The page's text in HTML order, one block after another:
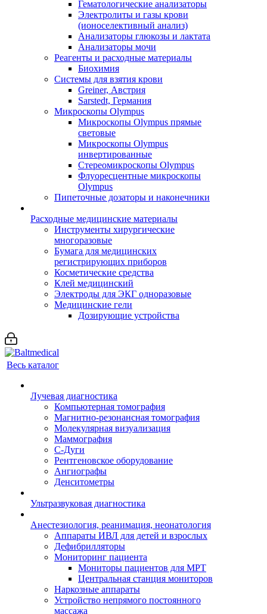
Гематологические анализаторы
Электролиты и газы крови
(ионоселективный анализ)
Анализаторы глюкозы и лактата
Анализаторы мочи
Реагенты и расходные материалы
Биохимия
Системы для взятия крови
Greiner, Австрия
Sarstedt, Германия
Микроскопы Olympus
Микроскопы Olympus прямые
световые
Микроскопы Olympus
инвертированные
Стереомикроскопы Olympus
Флуоресцентные микроскопы
Olympus
Пипеточные дозаторы и наконечники
Расходные медицинские материалы
Инструменты хирургические
многоразовые
Бумага для медицинских
регистрирующих приборов
Косметические средства
Клей медицинский
Электроды для ЭКГ одноразовые
Медицинские гели
Дозирующие устройства
Весь каталог
Лучевая диагностика
Компьютерная томография
Магнитно-резонансная томография
Молекулярная визуализация
Маммография
С-Дуги
Рентгеновское оборудование
Ангиографы
Денситометры
Ультразвуковая диагностика
Анестезиология, реанимация, неонатология
Аппараты ИВЛ для детей и взрослых
Дефибрилляторы
Мониторинг пациента
Мониторы пациентов для МРТ
Центральная станция мониторов
Наркозные аппараты
Устройство непрямого постоянного
массажа